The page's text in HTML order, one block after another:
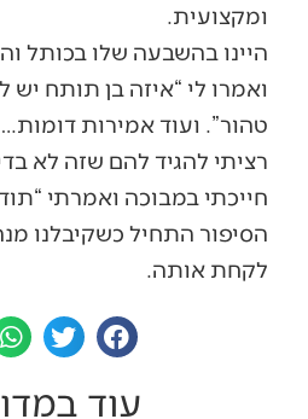
ומקצועית.
היינו בהשבעה שלו בכותל
ואמרו לי “איזה בן תותח יש
טהור”. ועוד אמירות דומות…
רציתי להגיד להם שזה לא
חייכתי במבוכה ואמרתי
הסיפור התחיל כשקיבלנו
לקחת אותה.
עוד